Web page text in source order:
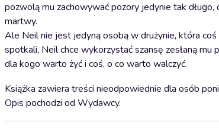
pozwolą mu zachowywać pozory jedynie tak
martwy.
Ale Neil nie jest jedyną osobą w drużynie, która
spotkali, Neil chce wykorzystać szansę zesłaną mu
dla kogo warto żyć i coś, o co warto walczyć.
Książka zawiera treści nieodpowiednie dla osób
Opis pochodzi od Wydawcy.